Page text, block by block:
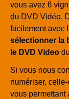
vous avez 6
du DVD Vidéo.
facilement avec
sélectionner la
le DVD Video
Si vous nous
numériser,
vous permettant